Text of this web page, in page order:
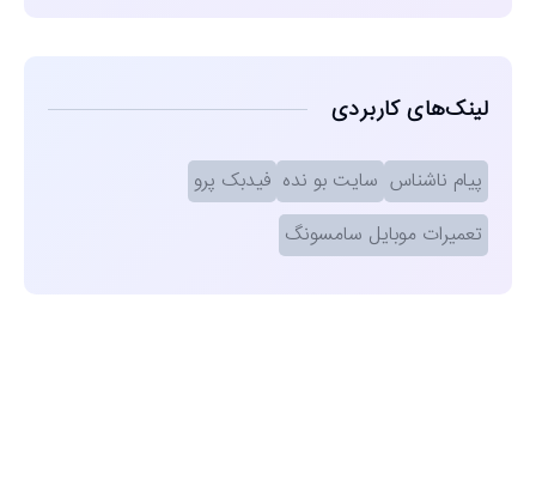
لینک‌های کاربردی
پیام ناشناس سایت بو نده فیدبک پرو
تعمیرات موبایل سامسونگ